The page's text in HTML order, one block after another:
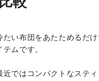
い布団をあたためるだ
ムです。
ではコンパクトなステ